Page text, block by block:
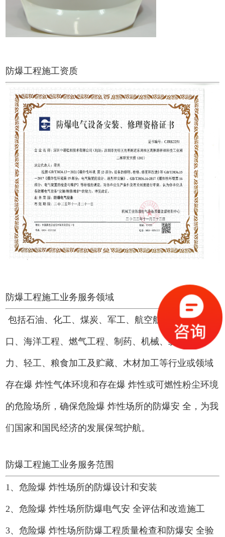
防爆工程施工资质
防爆工程施工业务服务领域
包括石油、化工、煤炭、军工、航空航天、船舶、港
口、海洋工程、燃气工程、制药、机械、纺织、电
力、轻工、粮食加工及贮藏、木材加工等行业或领域
存在爆 炸性气体环境和存在爆 炸性或可燃性粉尘环境
的危险场所，确保危险爆 炸性场所的防爆安 全，为我
们国家和国民经济的发展保驾护航。
防爆工程施工业务服务范围
1、危险爆 炸性场所的防爆设计和安装
2、危险爆 炸性场所防爆电气安 全评估和改造施工
3、危险爆 炸性场所防爆工程质量检查和防爆安 全验